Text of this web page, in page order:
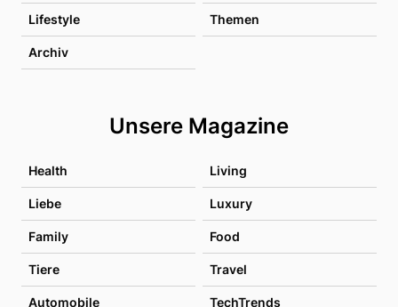
Lifestyle Themen
Archiv
Unsere Magazine
Health Living
Liebe Luxury
Family Food
Tiere Travel
Automobile TechTrends